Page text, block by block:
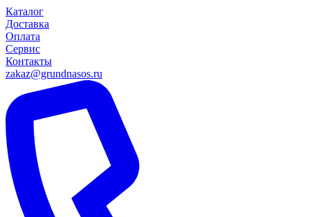
Каталог
Доставка
Оплата
Сервис
Контакты
zakaz@grundnasos.ru